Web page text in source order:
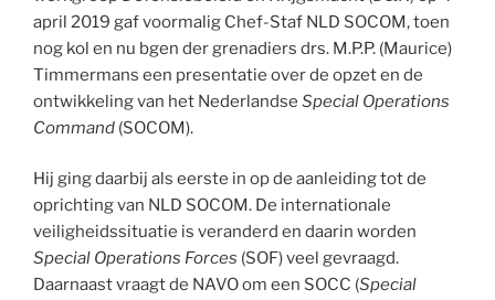
april 2019 gaf voormalig Chef-Staf NLD SOCOM, toen
nog kol en nu bgen der grenadiers drs. M.P.P. (Maurice)
Timmermans een presentatie over de opzet en de
ontwikkeling van het Nederlandse Special Operations
Command (SOCOM).
Hij ging daarbij als eerste in op de aanleiding tot de
oprichting van NLD SOCOM. De internationale
veiligheidssituatie is veranderd en daarin worden
Special Operations Forces (SOF) veel gevraagd.
Daarnaast vraagt de NAVO om een SOCC (Special